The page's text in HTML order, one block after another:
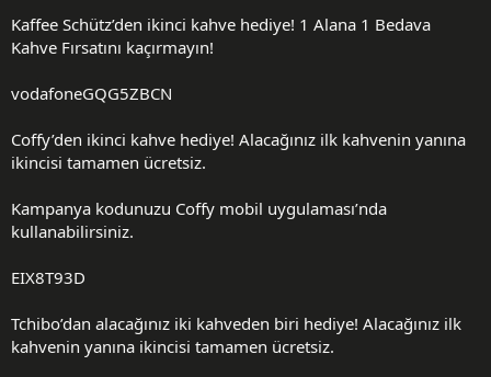
n
h
i
Kaffee Schütz’den ikinci kahve hediye! 1 Alana 1 Bedava
Kahve Fırsatını kaçırmayın!
vodafoneGQG5ZBCN
Coffy’den ikinci kahve hediye! Alacağınız ilk kahvenin yanına
ikincisi tamamen ücretsiz.
Kampanya kodunuzu Coffy mobil uygulaması’nda
kullanabilirsiniz.
EIX8T93D
Tchibo’dan alacağınız iki kahveden biri hediye! Alacağınız ilk
kahvenin yanına ikincisi tamamen ücretsiz.